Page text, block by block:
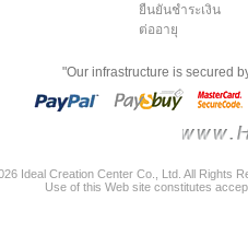
ยืนยันชำระเงิน
ต่ออายุ
"Our infrastructure is secured
Ideal Creation Center Co., Ltd. All Rights
Use of this Web site constitutes